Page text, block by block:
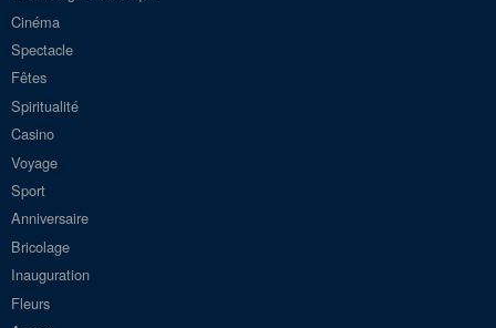
Cinéma
Spectacle
Fêtes
Spiritualité
Casino
Voyage
Sport
Anniversaire
Bricolage
Inauguration
Fleurs